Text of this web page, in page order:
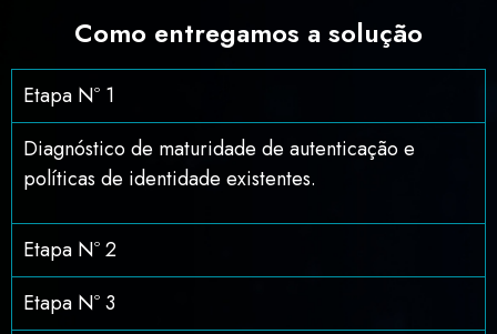
Como entregamos a solução
Etapa Nº 1
Diagnóstico de maturidade de autenticação e
políticas de identidade existentes.
Etapa Nº 2
Etapa Nº 3